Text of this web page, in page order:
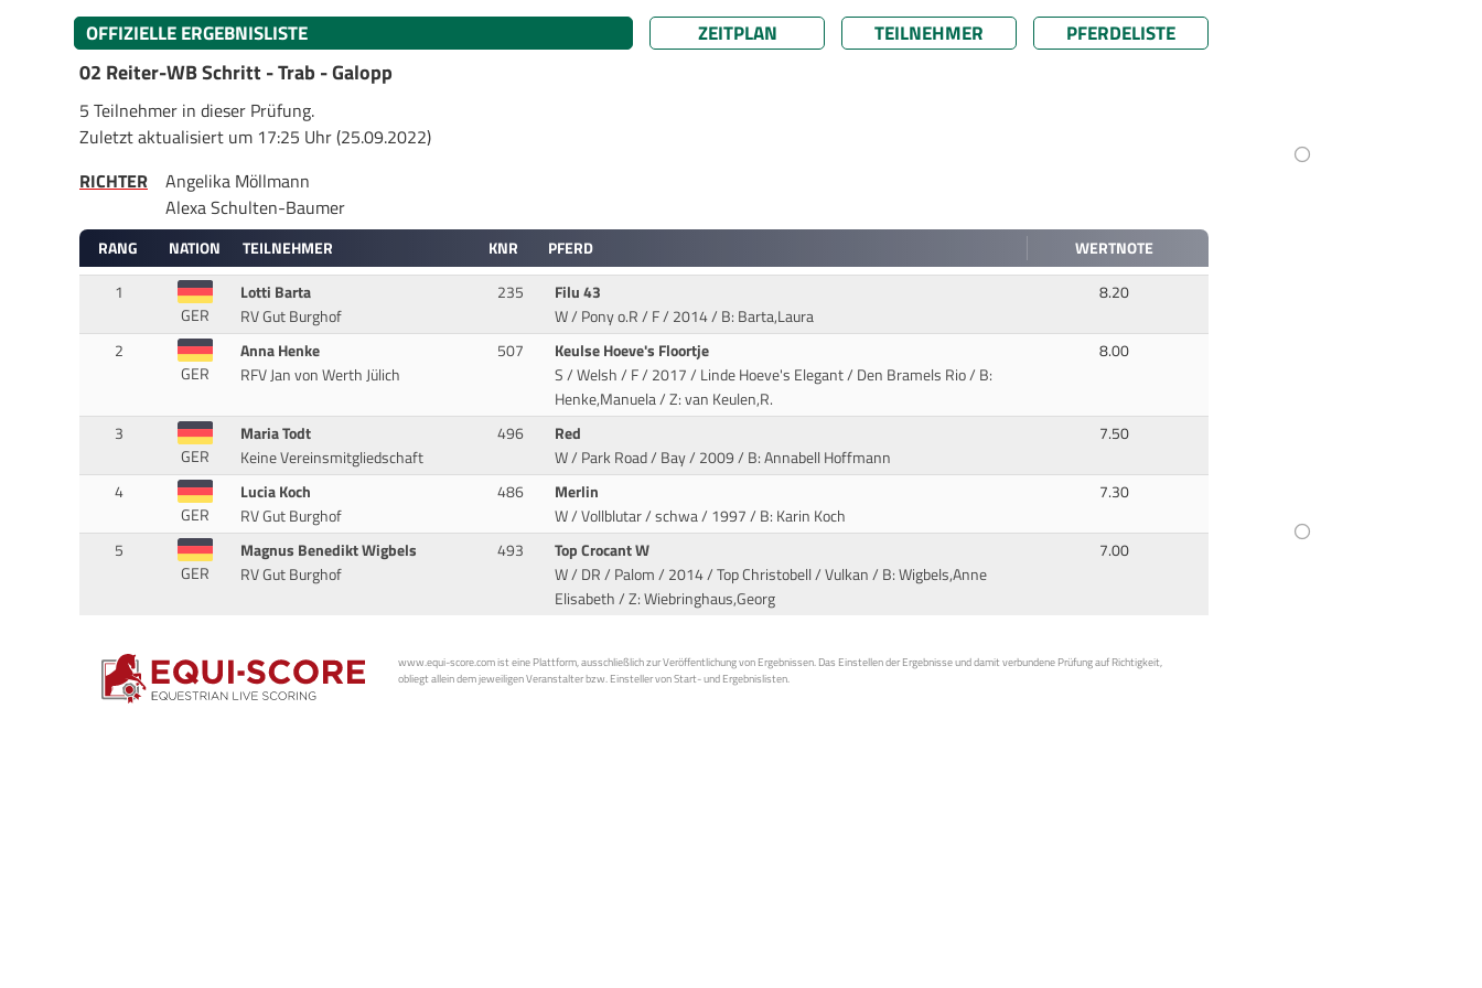
OFFIZIELLE ERGEBNISLISTE ZEITPLAN TEILNEHMER
PFERDELISTE
02 Reiter-WB Schritt - Trab - Galopp
5 Teilnehmer in dieser Prüfung.
Zuletzt aktualisiert um 17:25 Uhr (25.09.2022)
RICHTER
Angelika Möllmann
Alexa Schulten-Baumer
RANG NATION TEILNEHMER KNR PFERD
WERTNOTE
1
GER
Lotti Barta
RV Gut Burghof
235
Filu 43
W / Pony o.R / F / 2014/ B: Barta,Laura
8.20
2
GER
Anna Henke
RFV Jan von Werth Jülich
507
Keulse Hoeve's Floortje
S / Welsh / F / 2017 / Linde Hoeve's Elegant / Den Bramels Rio/ B:
Henke,Manuela / Z: van Keulen,R.
8.00
3
GER
Maria Todt
Keine Vereinsmitgliedschaft
496
Red
W / Park Road / Bay / 2009/ B: Annabell Hoffmann
7.50
4
GER
Lucia Koch
RV Gut Burghof
486
Merlin
W / Vollblutar / schwa / 1997/ B: Karin Koch
7.30
5
GER
Magnus Benedikt Wigbels
RV Gut Burghof
493
Top Crocant W
W / DR / Palom / 2014 / Top Christobell / Vulkan/ B: Wigbels,Anne
Elisabeth / Z: Wiebringhaus,Georg
7.00
www.equi-score.com ist eine Plattform, ausschließlich zur Veröffentlichung von Ergebnissen. Das Einstellen der Ergebnisse und damit verbundene Prüfung auf Richtigkeit,
obliegt allein dem jeweiligen Veranstalter bzw. Einsteller von Start- und Ergebnislisten.